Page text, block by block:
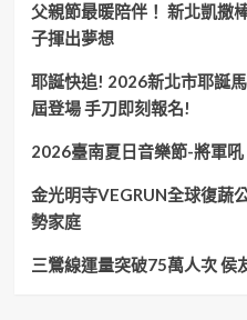
父親節最暖陪伴！ 新北凱
子揮出夢想
耶誕快追! 2026新北市耶誕
屆登場 手刀即刻報名!
2026臺南夏日音樂節-將軍吼
金光明寺VEGRUN全球復
勢家庭
三鶯線運量突破75萬人次 侯